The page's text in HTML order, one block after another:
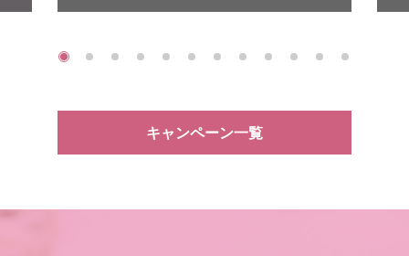
キャンペーン一覧